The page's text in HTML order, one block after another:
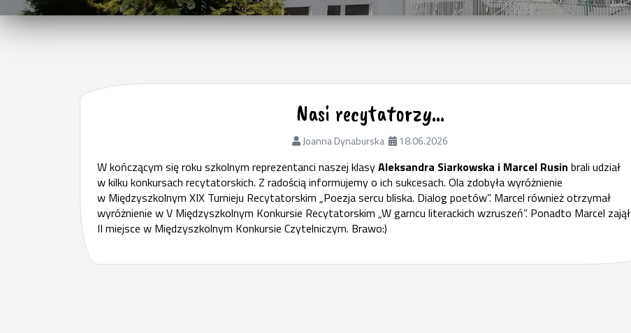
Nasi recytatorzy…
Joanna Dynaburska 18.06.2026
W kończącym się roku szkolnym reprezentanci naszej klasyAleksandra Siarkowska i Marcel Rusin brali udział
w kilku konkursach recytatorskich. Z radością informujemy o ich sukcesach. Ola zdobyła wyróżnienie
w Międzyszkolnym XIX Turnieju Recytatorskim „Poezja sercu bliska. Dialog poetów”. Marcel również otrzymał
wyróżnienie w V Międzyszkolnym Konkursie Recytatorskim „W garncu literackich wzruszeń”. Ponadto Marcel zajął
II miejsce w Międzyszkolnym Konkursie Czytelniczym. Brawo:)